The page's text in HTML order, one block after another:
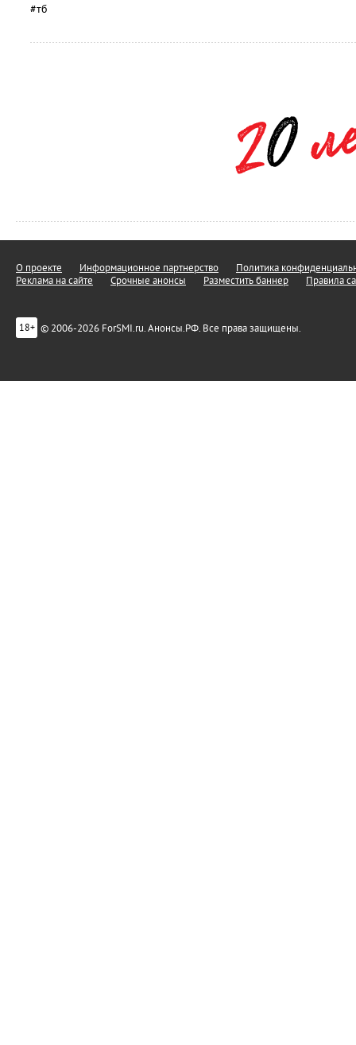
#тб
О проекте Информационное партнерство
Политика
Реклама на сайте
Срочные анонсы Разместить баннер Правила
18+ © 2006-2026 ForSMI.ru. Анонсы.РФ. Все права защищены.